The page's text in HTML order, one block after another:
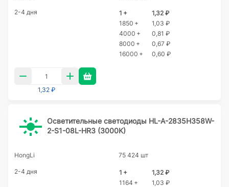
2-4 дня 1 +
1,32 ₽
1850 +
1,03 ₽
4000 +
0,81 ₽
8000 +
0,67 ₽
16000 +
0,60 ₽
1,32 ₽
Осветительные светодиоды HL-A-2835H358W-
2-S1-08L-HR3 (3000K)
HongLi 75 424 шт
2-4 дня 1 +
1,32 ₽
1164 +
1,03 ₽